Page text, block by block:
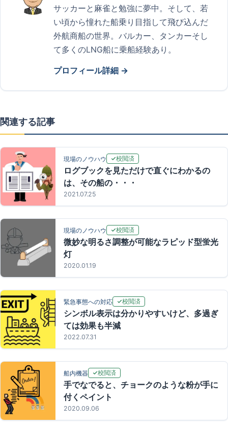
サッカーと麻雀と勉強に夢中。そして、若
い頃から憧れた船乗り目指して飛び込んだ
外航商船の世界。バルカー、タンカーそし
て多くのLNG船に乗船経験あり。
プロフィール詳細 →
関連する記事
現場のノウハウ 校閲済
ログブックを見ただけで直ぐにわかるの
は、その船の・・・
2021.07.25
現場のノウハウ 校閲済
微妙な明るさ調整が可能なラピッド型蛍光
灯
2020.01.19
緊急事態への対応 校閲済
シンボル表示は分かりやすいけど、多過ぎ
ては効果も半減
2022.07.31
船内機器 校閲済
手でなでると、チョークのような粉が手に
付くペイント
2020.09.06